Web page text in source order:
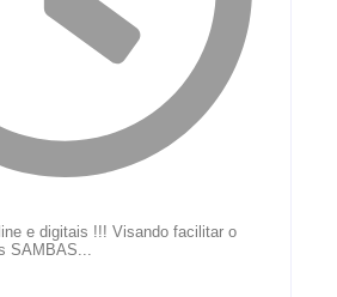
e digitais !!! Visando facilitar o
SAMBAS...